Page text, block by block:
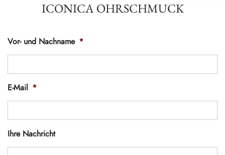
Vor- und Nachname *
E-Mail *
Ihre Nachricht
ICONICA OHRSCHMUCK